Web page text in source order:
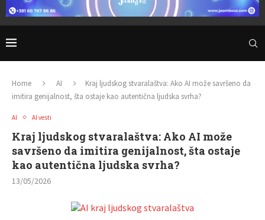
Home AI
Kraj ljudskog stvaralaštva: Ako AI može savršeno da
imitira genijalnost, šta ostaje kao autentična ljudska svrha?
AI AI vesti
Kraj ljudskog stvaralaštva: Ako AI može
savršeno da imitira genijalnost, šta ostaje
kao autentična ljudska svrha?
13/05/2026